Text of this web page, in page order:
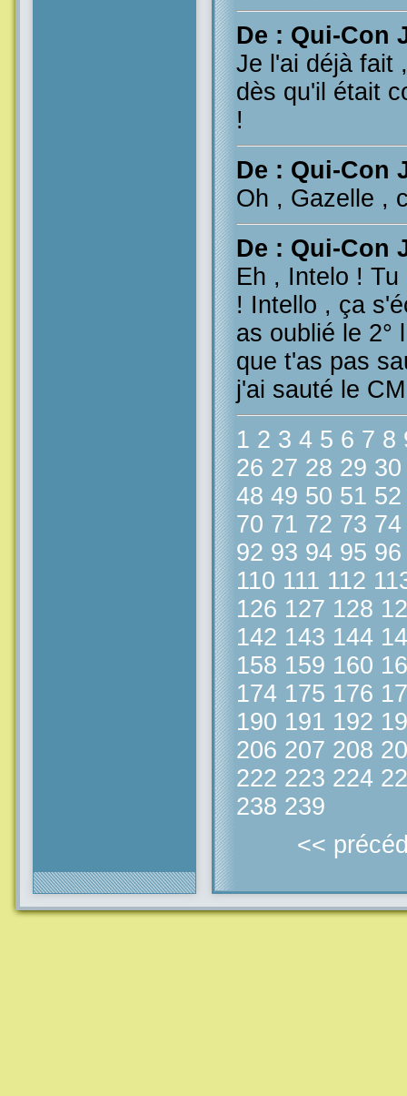
De : Qui-Con
Je l'ai déjà fait
dès qu'il était
!
De : Qui-Con
Oh , Gazelle ,
De : Qui-Con
Eh , Intelo !
! Intello , ça
as oublié le 2°
que t'as pas
j'ai sauté le
1 2 3 4 5 6 7 8
26 27 28 29 30
48 49 50 51 52
70 71 72 73 74
92 93 94 95 96
110 111 112
126 127 128
142 143 144
158 159 160
174 175 176
190 191 192
206 207 208
222 223 224
238 239
<<